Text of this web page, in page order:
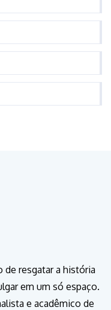
resgatar a história
em um só espaço.
e acadêmico de